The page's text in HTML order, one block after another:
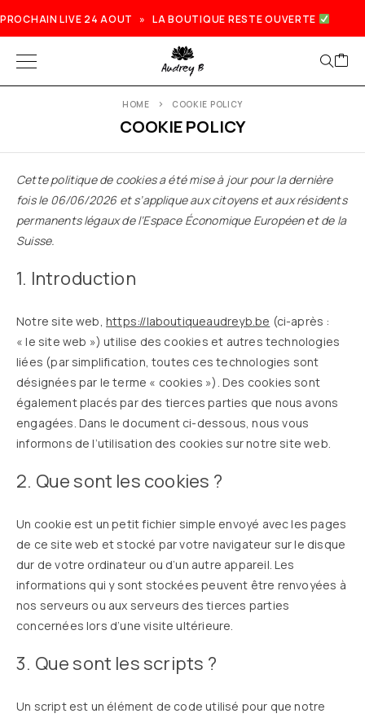
PROCHAIN LIVE 24 AOUT » LA BOUTIQUE RESTE OUVERTE
COOKIE POLICY
HOME COOKIE POLICY
Cette politique de cookies a été mise à jour pour la dernière
fois le 06/06/2026 et s’applique aux citoyens et aux résidents
permanents légaux de l’Espace Économique Européen et de la
Suisse.
1. Introduction
Notre site web,https://laboutiqueaudreyb.be (ci-après :
« le site web ») utilise des cookies et autres technologies
liées (par simplification, toutes ces technologies sont
désignées par le terme « cookies »). Des cookies sont
également placés par des tierces parties que nous avons
engagées. Dans le document ci-dessous, nous vous
informons de l’utilisation des cookies sur notre site web.
2. Que sont les cookies ?
Un cookie est un petit fichier simple envoyé avec les pages
de ce site web et stocké par votre navigateur sur le disque
dur de votre ordinateur ou d’un autre appareil. Les
informations qui y sont stockées peuvent être renvoyées à
nos serveurs ou aux serveurs des tierces parties
concernées lors d’une visite ultérieure.
3. Que sont les scripts ?
Un script est un élément de code utilisé pour que notre